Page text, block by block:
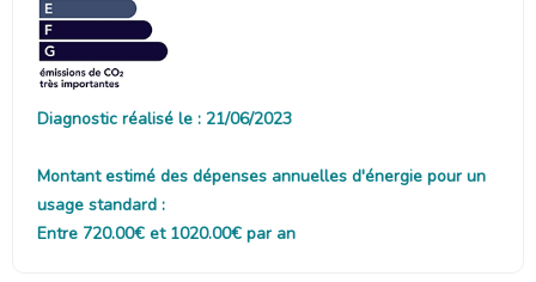
Diagnostic réalisé le : 21/06/2023
Montant estimé des dépenses annuelles d'énergie pour un
usage standard :
Entre 720.00€ et 1020.00€ par an